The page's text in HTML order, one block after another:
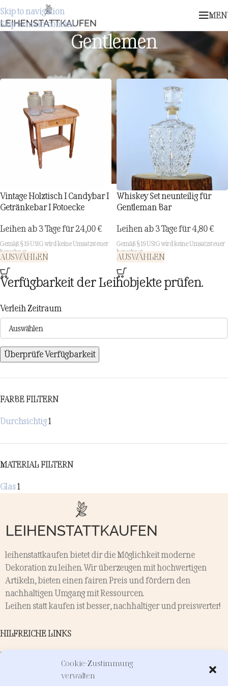
Cookie-Zustimmung
verwalten
Skip to navigation
Skip to main content
Gentlemen
Verfügbarkeit der Leihobjekte prüfen.
Verleih Zeitraum
Überprüfe Verfügbarkeit
FARBE FILTERN
Durchsichtig1
MATERIAL FILTERN
Glas1
Gentlemen
Vintage Holztisch I Candybar I
Getränkebar I Fotoecke
Leihen ab 3 Tage für24,00€
Gemäß § 19 UStG wird keine Umsatzsteuer
berechnet.
AUSWÄHLEN
Whiskey Set neunteilig für
Gentleman Bar
Leihen ab 3 Tage für4,80€
Gemäß § 19 UStG wird keine Umsatzsteuer
berechnet.
AUSWÄHLEN
leihenstattkaufen bietet dir die Möglichkeit moderne
Dekoration zu leihen. Wir überzeugen mit hochwertigen
Artikeln, bieten einen fairen Preis und fördern den
nachhaltigen Umgang mit Ressourcen.
Leihen statt kaufen ist besser, nachhaltiger und preiswerter!
HILFREICHE LINKS
Kontakt